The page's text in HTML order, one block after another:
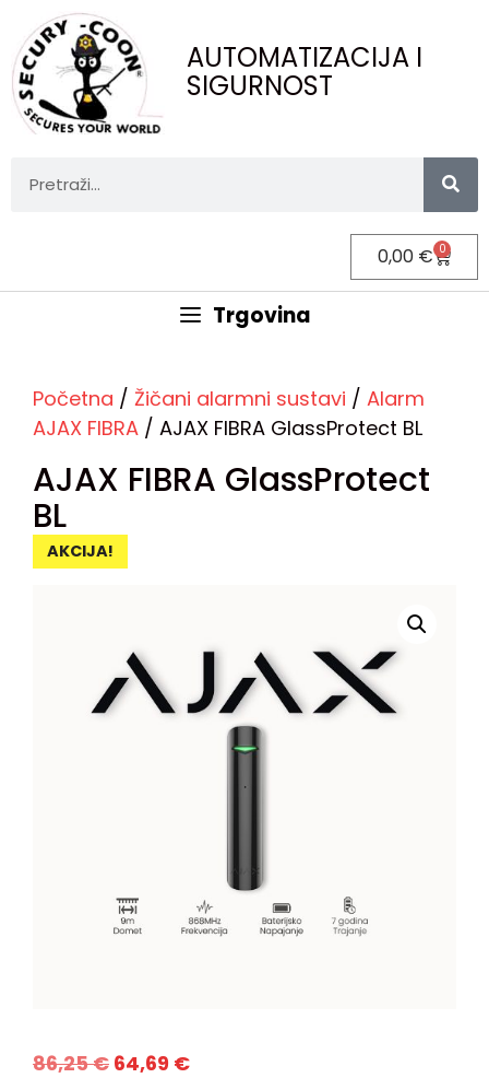
AUTOMATIZACIJA I
SIGURNOST
0,00 € 0
Trgovina
Početna / Žičani alarmni sustavi / Alarm
AJAX FIBRA / AJAX FIBRA GlassProtect BL
AJAX FIBRA GlassProtect
BL
AKCIJA!
86,25€ 64,69 €